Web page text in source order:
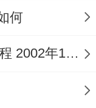
庆迎犀
土过旺之弊。
风波
何
2002年12月12日生人2026运程 2002年12月今年多大